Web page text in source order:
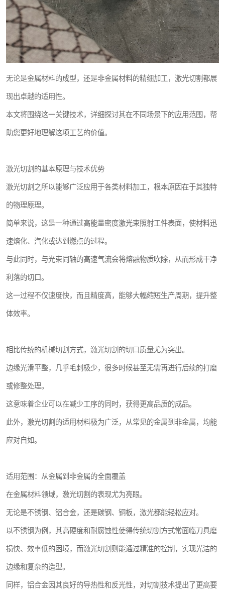
无论是金属材料的成型，还是非金属材料的精细加工，激光切割都展
现出卓越的适用性。
本文将围绕这一关键技术，详细探讨其在不同场景下的应用范围，帮
助您更好地理解这项工艺的价值。
激光切割的基本原理与技术优势
激光切割之所以能够广泛应用于各类材料加工，根本原因在于其独特
的物理原理。
简单来说，这是一种通过高能量密度激光束照射工件表面，使材料迅
速熔化、汽化或达到燃点的过程。
与此同时，与光束同轴的高速气流会将熔融物质吹除，从而形成干净
利落的切口。
这一过程不仅速度快，而且精度高，能够大幅缩短生产周期，提升整
体效率。
相比传统的机械切割方式，激光切割的切口质量尤为突出。
边缘光滑平整，几乎毛刺极少，很多时候甚至无需再进行后续的打磨
或修整处理。
这意味着企业可以在减少工序的同时，获得更高品质的成品。
此外，激光切割的适用材料极为广泛，从常见的金属到非金属，均能
应对自如。
适用范围：从金属到非金属的全面覆盖
在金属材料领域，激光切割的表现尤为亮眼。
无论是不锈钢、铝合金，还是碳钢、铜板，激光都能轻松应对。
以不锈钢为例，其高硬度和耐腐蚀性使得传统切割方式常面临刀具磨
损快、效率低的困境，而激光切割则能通过精准的控制，实现光洁的
边缘和复杂的造型。
同样，铝合金因其良好的导热性和反光性，对切割技术提出了更高要